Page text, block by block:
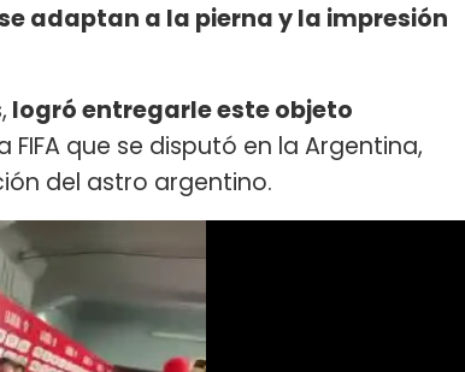
adaptan a la pierna y la impresión
logró entregarle este objeto
FIFA que se disputó en la Argentina,
del astro argentino.